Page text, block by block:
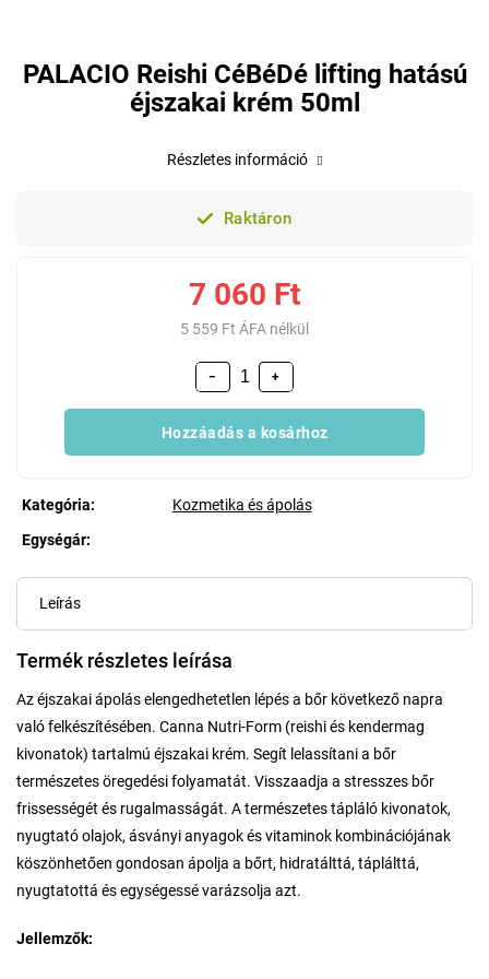
PALACIO Reishi CéBéDé lifting hatású
éjszakai krém 50ml
Raktáron
7 060 Ft
5 559 Ft ÁFA nélkül
+
−
Hozzáadás a kosárhoz
Kategória:
Kozmetika és ápolás
Egységár:
Részletes információ
Leírás
Termék részletes leírása
Az éjszakai ápolás elengedhetetlen lépés a bőr következő napra
való felkészítésében. Canna Nutri-Form (reishi és kendermag
kivonatok) tartalmú éjszakai krém. Segít lelassítani a bőr
természetes öregedési folyamatát. Visszaadja a stresszes bőr
frissességét és rugalmasságát. A természetes tápláló kivonatok,
nyugtató olajok, ásványi anyagok és vitaminok kombinációjának
köszönhetően gondosan ápolja a bőrt, hidratálttá, táplálttá,
nyugtatottá és egységessé varázsolja azt.
Jellemzők: